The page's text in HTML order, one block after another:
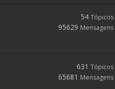
54 Tópicos
95629 Mensagens
631 Tópicos
65681 Mensagens